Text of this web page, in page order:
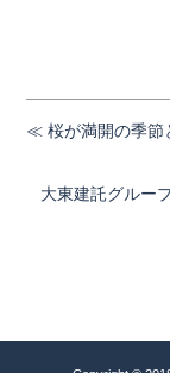
桜が満開の季節
大東建託グルー